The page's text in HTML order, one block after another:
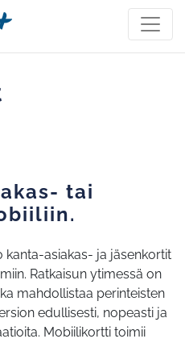
tai
asiakas- ja jäsenkortit
Ratkaisun ytimessä on
mahdollistaa perinteisten
edullisesti, nopeasti ja
Mobiilikortti toimii